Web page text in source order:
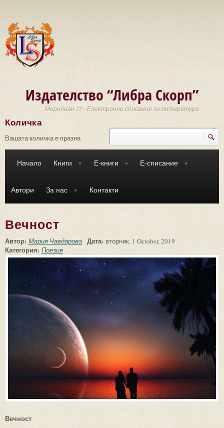
Издателство “Либра Скорп”
Меридиан 27 - Електронно списание за литература
Търси
Количка
Вашата количка е празна
Начало Книги Е-книги Е-списание
Автори За нас Контакти
Вечност
Автор: Мария Чавдарова Дата: вторник, 1 October, 2019
Категория: Поезия
Вечност